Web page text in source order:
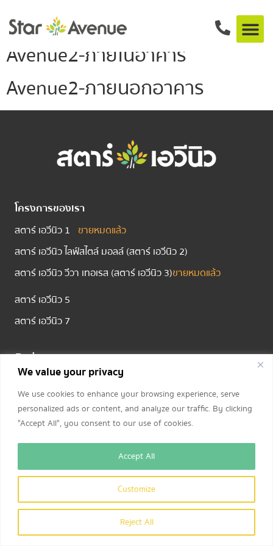
We value your privacy
We use cookies to enhance your browsing experience, serve
personalized ads or content, and analyze our traffic. By clicking
"Accept All", you consent to our use of cookies.
Customize
Reject All
Accept All
Project:Star Avenue 2
Avenue2-ภายในอาคาร
Avenue2-ภายนอกอาคาร
โครงการของเรา
สตาร์ เอวีนิว 1 ขายหมดแล้ว
สตาร์ เอวีนิว ไลฟ์สไตล์ มอลล์ (สตาร์ เอวีนิว 2)
สตาร์ เอวีนิว วีวา เทอเรส (สตาร์ เอวีนิว 3)ขายหมดแล้ว
สตาร์ เอวีนิว 5
สตาร์ เอวีนิว 7
ติดต่อเรา
094 635 5589,
080 495 1888
เวลาทำการ: ทุกวัน 09:00 – 18:00 น.
ช่องทางการติดตามข่าวสาร และโปรโมชันพิเศษ